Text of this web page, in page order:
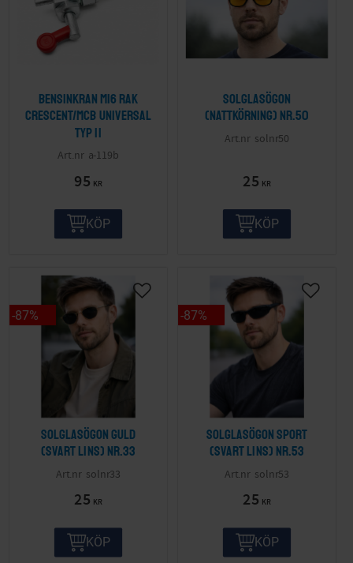
Bensinkran M16 Rak
Crescent/MCB Universal
Typ II
a-119b
95 KR
KÖP
Solglasögon
(nattkörning) nr.50
solnr50
25 KR
KÖP
Solglasögon guld
(svart lins) nr.33
solnr33
25 KR
87%
KÖP
Solglasögon sport
(svart lins) nr.53
solnr53
25 KR
87%
KÖP